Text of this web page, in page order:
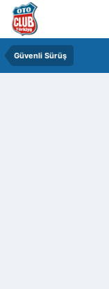
Güvenli Sürüş